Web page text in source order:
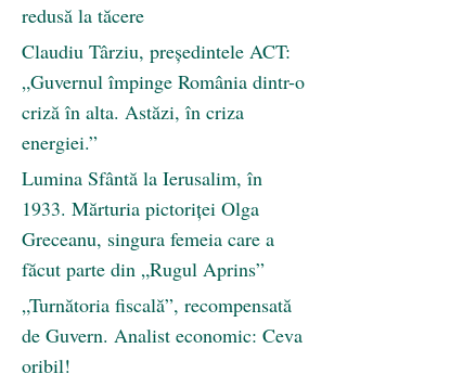
redusă la tăcere
Claudiu Târziu, președintele ACT:
„Guvernul împinge România dintr-o
criză în alta. Astăzi, în criza
energiei.”
Lumina Sfântă la Ierusalim, în
1933. Mărturia pictoriței Olga
Greceanu, singura femeia care a
făcut parte din „Rugul Aprins”
„Turnătoria fiscală”, recompensată
de Guvern. Analist economic: Ceva
oribil!